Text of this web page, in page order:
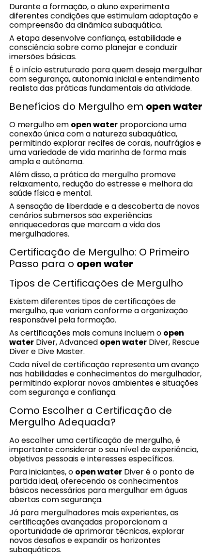
Durante a formação, o aluno experimenta
diferentes condições que estimulam adaptação e
compreensão da dinâmica subaquática.
A etapa desenvolve confiança, estabilidade e
consciência sobre como planejar e conduzir
imersões básicas.
É o início estruturado para quem deseja mergulhar
com segurança, autonomia inicial e entendimento
realista das práticas fundamentais da atividade.
Benefícios do Mergulho em open water
O mergulho em open water proporciona uma
conexão única com a natureza subaquática,
permitindo explorar recifes de corais, naufrágios e
uma variedade de vida marinha de forma mais
ampla e autônoma.
Além disso, a prática do mergulho promove
relaxamento, redução do estresse e melhora da
saúde física e mental.
A sensação de liberdade e a descoberta de novos
cenários submersos são experiências
enriquecedoras que marcam a vida dos
mergulhadores.
Certificação de Mergulho: O Primeiro
Passo para o open water
Tipos de Certificações de Mergulho
Existem diferentes tipos de certificações de
mergulho, que variam conforme a organização
responsável pela formação.
As certificações mais comuns incluem o open
water Diver, Advanced open water Diver, Rescue
Diver e Dive Master.
Cada nível de certificação representa um avanço
nas habilidades e conhecimentos do mergulhador,
permitindo explorar novos ambientes e situações
com segurança e confiança.
Como Escolher a Certificação de
Mergulho Adequada?
Ao escolher uma certificação de mergulho, é
importante considerar o seu nível de experiência,
objetivos pessoais e interesses específicos.
Para iniciantes, o open water Diver é o ponto de
partida ideal, oferecendo os conhecimentos
básicos necessários para mergulhar em águas
abertas com segurança.
Já para mergulhadores mais experientes, as
certificações avançadas proporcionam a
oportunidade de aprimorar técnicas, explorar
novos desafios e expandir os horizontes
subaquáticos.